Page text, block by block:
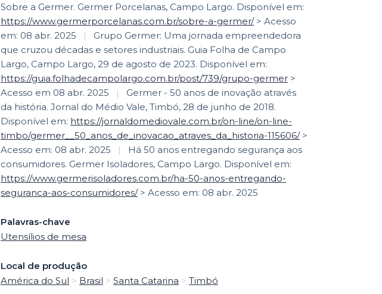
Sobre a Germer. Germer Porcelanas, Campo Largo. Disponível em:
https://www.germerporcelanas.com.br/sobre-a-germer/> Acesso
em: 08 abr. 2025
|
Grupo Germer: Uma jornada empreendedora
que cruzou décadas e setores industriais. Guia Folha de Campo
Largo, Campo Largo, 29 de agosto de 2023. Disponível em:
https://guia.folhadecampolargo.com.br/post/739/grupo-germer >
Acesso em 08 abr. 2025
|
Germer - 50 anos de inovação através
da história. Jornal do Médio Vale, Timbó, 28 de junho de 2018.
Disponível em: https://jornaldomediovale.com.br/on-line/on-line-
timbo/germer__50_anos_de_inovacao_atraves_da_historia-115606/>
Acesso em: 08 abr. 2025
|
Há 50 anos entregando segurança aos
consumidores. Germer Isoladores, Campo Largo. Disponível em:
https://www.germerisoladores.com.br/ha-50-anos-entregando-
seguranca-aos-consumidores/> Acesso em: 08 abr. 2025
Palavras-chave
Utensílios de mesa
Local de produção
América do Sul > Brasil > Santa Catarina > Timbó